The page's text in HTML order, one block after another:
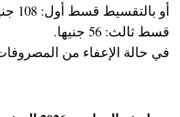
قسط ثالث: 56 جنيها.
في حالة الإعفاء من المصروفات: 50.90